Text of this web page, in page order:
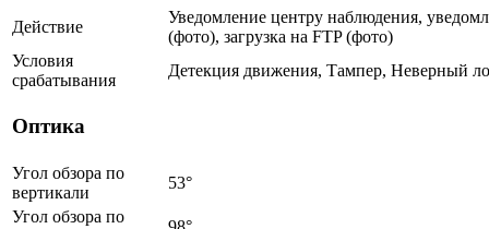
Действие
Уведомление центру наблюдения,
(фото), загрузка на FTP (фото)
Условия
срабатывания
Детекция движения, Тампер, Неверный
Оптика
Угол обзора по
вертикали
53°
Угол обзора по